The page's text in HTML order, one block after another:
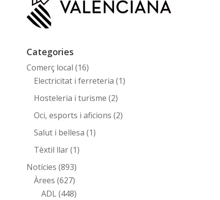
Categories
Comerç local (16)
Electricitat i ferreteria (1)
Hosteleria i turisme (2)
Oci, esports i aficions (2)
Salut i bellesa (1)
Tèxtil llar(1)
Notícies (893)
Àrees (627)
ADL(448)